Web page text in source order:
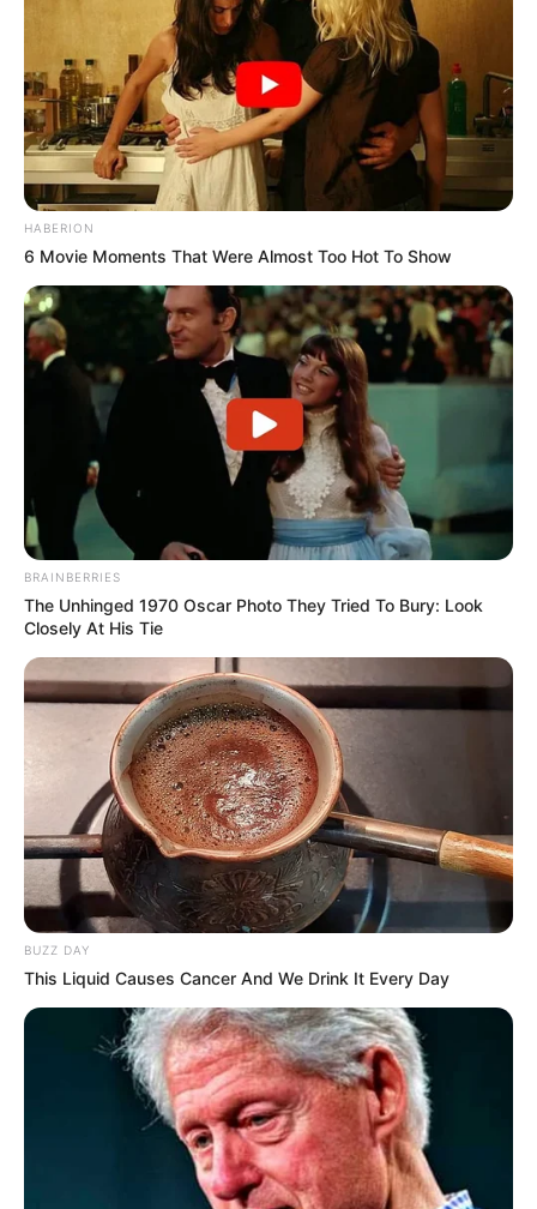
HABERION
6 Movie Moments That Were Almost Too Hot To Show
BRAINBERRIES
The Unhinged 1970 Oscar Photo They Tried To Bury: Look
Closely At His Tie
BUZZ DAY
This Liquid Causes Cancer And We Drink It Every Day